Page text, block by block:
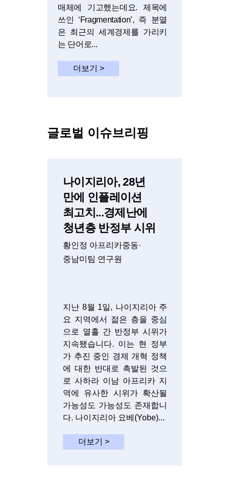
매체에 기고했는데요. 제목에
쓰인 ‘Fragmentation’, 즉 분열
은 최근의 세계경제를 가리키
는 단어로...
더보기 >
글로벌 이슈브리핑
나이지리아, 28년
만에 인플레이션
최고치...경제난에
청년층 반정부 시위
황인정 아프리카중동·
중남미팀 연구원
지난 8월 1일, 나이지리아 주
요 지역에서 젊은 층을 중심
으로 열흘 간 반정부 시위가
지속됐습니다. 이는 현 정부
가 추진 중인 경제 개혁 정책
에 대한 반대로 촉발된 것으
로 사하라 이남 아프리카 지
역에 유사한 시위가 확산될
가능성도 가능성도 존재합니
다. 나이지리아 요베(Yobe)...
더보기 >